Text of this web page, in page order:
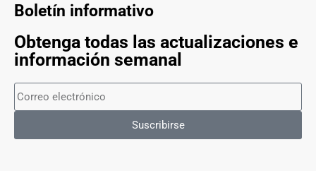
Boletín informativo
Obtenga todas las actualizaciones e
información semanal
Suscribirse